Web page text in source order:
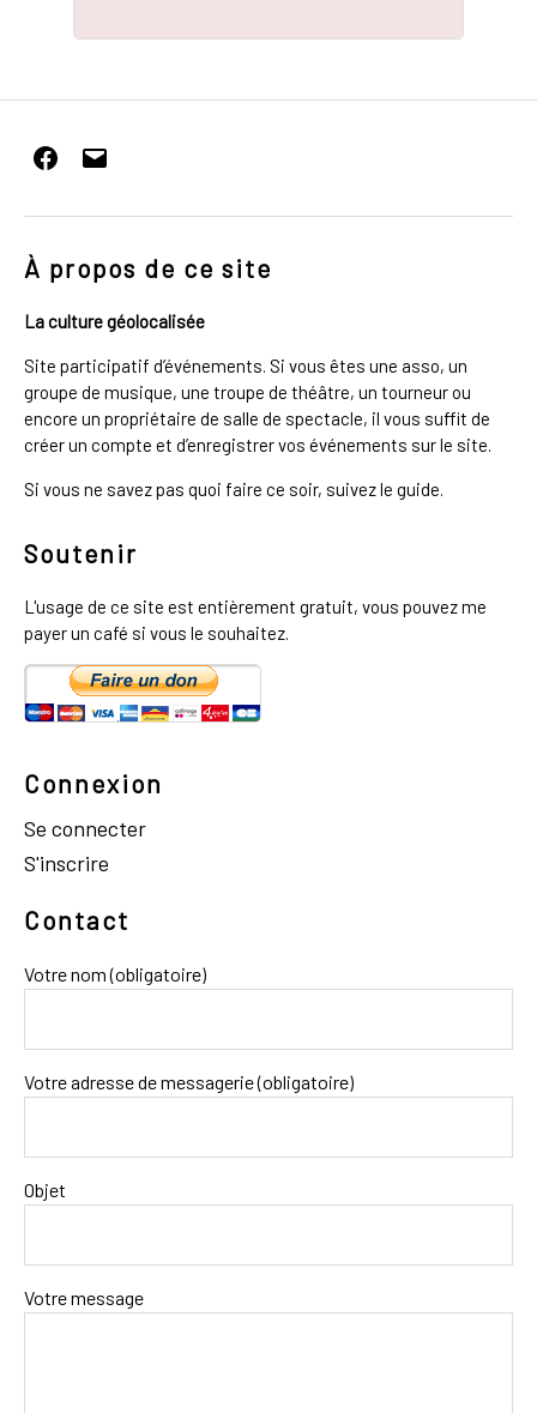
Facebook
E-
mail
À propos de ce site
La culture géolocalisée
Site participatif d’événements. Si vous êtes une asso, un
groupe de musique, une troupe de théâtre, un tourneur ou
encore un propriétaire de salle de spectacle, il vous suffit de
créer un compte et d’enregistrer vos événements sur le site.
Si vous ne savez pas quoi faire ce soir, suivez le guide.
Soutenir
L'usage de ce site est entièrement gratuit, vous pouvez me
payer un café si vous le souhaitez.
Connexion
Se connecter
S'inscrire
Contact
Votre nom (obligatoire)
Votre adresse de messagerie (obligatoire)
Objet
Votre message